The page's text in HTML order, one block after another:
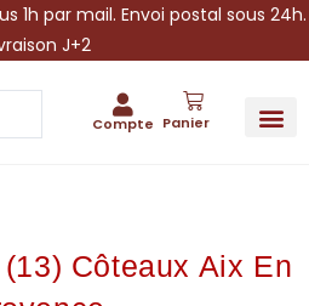
1h par mail. Envoi postal sous 24h.
J+2
Compte Panier
Côteaux Aix En